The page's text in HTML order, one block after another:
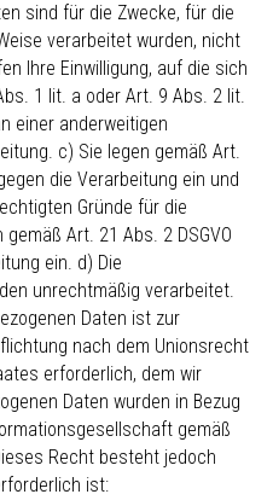
sind für die Zwecke, für die
verarbeitet wurden, nicht
Ihre Einwilligung, auf die sich
1 lit. a oder Art. 9 Abs. 2 lit.
einer anderweitigen
c) Sie legen gemäß Art.
die Verarbeitung ein und
Gründe für die
Art. 21 Abs. 2 DSGVO
ein. d) Die
unrechtmäßig verarbeitet.
Daten ist zur
nach dem Unionsrecht
erforderlich, dem wir
Daten wurden in Bezug
gemäß
Recht besteht jedoch
ist: